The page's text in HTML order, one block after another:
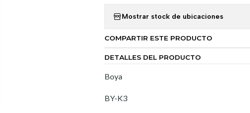
Mostrar stock de ubicaciones
COMPARTIR ESTE PRODUCTO
DETALLES DEL PRODUCTO
Boya
BY-K3